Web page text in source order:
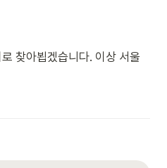
찾아뵙겠습니다. 이상 서울